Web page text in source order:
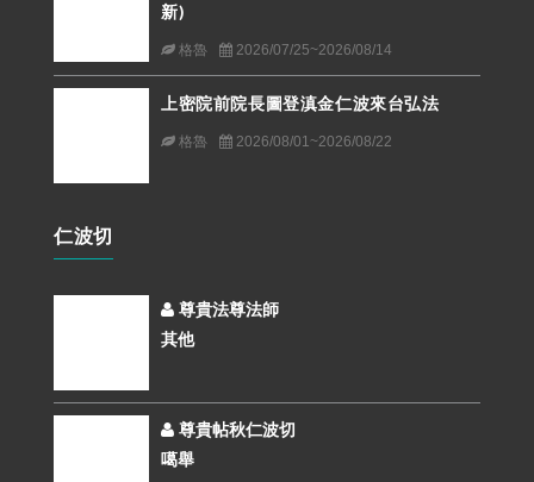
新)
格魯 2026/07/25~2026/08/14
上密院前院長圖登滇金仁波來台弘法
格魯 2026/08/01~2026/08/22
仁波切
尊貴法尊法師
其他
尊貴帖秋仁波切
噶舉